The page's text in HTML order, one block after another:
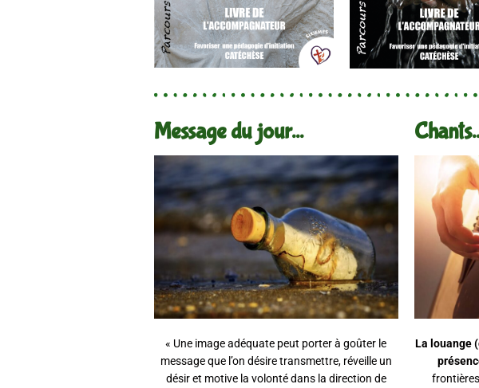
Message du jour...
« Une image adéquate peut porter à goûter le
message que l’on désire transmettre, réveille un
désir et motive la volonté dans la direction de
La louange